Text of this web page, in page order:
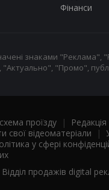
Фінанси
знаками "Реклама",
"Промо",
проїзду | Редакція
свої відеоматеріали |
у сфері
Відділ продажів digital